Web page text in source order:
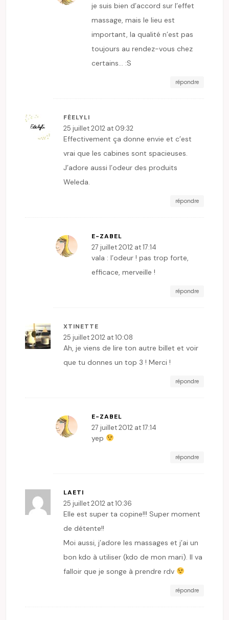
je suis bien d’accord sur l’effet
massage, mais le lieu est
important, la qualité n’est pas
toujours au rendez-vous chez
certains… :S
répondre
FÉELYLI
25 juillet 2012 at 09:32
Effectivement ça donne envie et c’est
vrai que les cabines sont spacieuses.
J’adore aussi l’odeur des produits
Weleda.
répondre
E-ZABEL
27 juillet 2012 at 17:14
vala : l’odeur ! pas trop forte,
efficace, merveille !
répondre
XTINETTE
25 juillet 2012 at 10:08
Ah, je viens de lire ton autre billet et voir
que tu donnes un top 3 ! Merci !
répondre
E-ZABEL
27 juillet 2012 at 17:14
yep
répondre
LAETI
25 juillet 2012 at 10:36
Elle est super ta copine!!! Super moment
de détente!!
Moi aussi, j’adore les massages et j’ai un
bon kdo à utiliser (kdo de mon mari). Il va
falloir que je songe à prendre rdv
répondre